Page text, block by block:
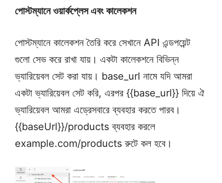
পোস্টম্যানে ওয়ার্কপ্লেস এবং কালেকশন
পোস্টম্যানে কালেকশন তৈরি করে সেখানে API এন্ডপয়েন্ট
গুলো সেভ করে রাখা যায়। একটা কালেকশনে বিভিন্ন
ভ্যারিয়েবল সেট করা যায়। base_url নামে যদি আমরা
একটা ভ্যারিয়েবল সেট করি, এরপর {{base_url}} দিয়ে ঐ
ভ্যারিয়েবল আমরা এড্রেসবারে ব্যবহার করতে পারব।
{{baseUrl}}/products ব্যবহার করলে
example.com/products রুটে কল হবে।